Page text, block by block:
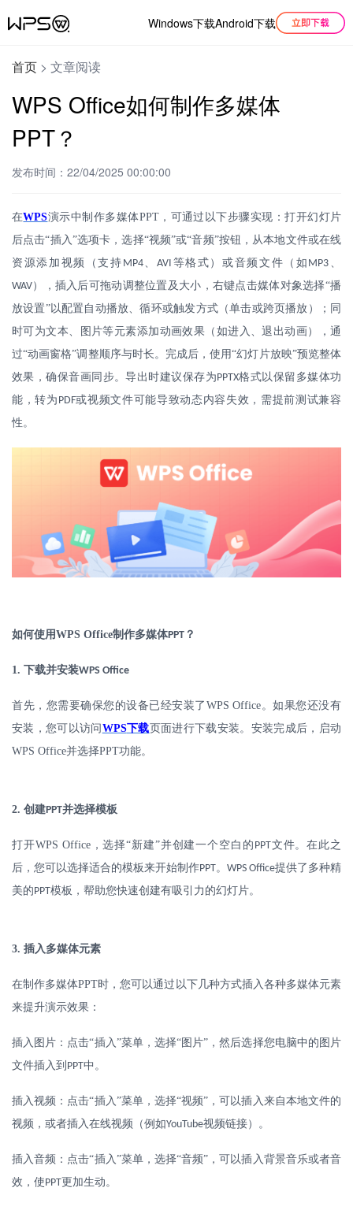
Windows下载Android下载
首页 > 文章阅读
WPS Office如何制作多媒体
PPT？
发布时间：22/04/2025 00:00:00
在WPS演示中制作多媒体PPT，可通过以下步骤实现：打开幻灯片
后点击“插入”选项卡，选择“视频”或“音频”按钮，从本地文件或在线
资源添加视频（支持 MP4、 AVI 等格式）或音频文件（如 MP3 、
WAV），插入后可拖动调整位置及大小，右键点击媒体对象选择“播
放设置”以配置自动播放、循环或触发方式（单击或跨页播放）；同
时可为文本、图片等元素添加动画效果（如进入、退出动画），通
过“动画窗格”调整顺序与时长。完成后，使用“幻灯片放映”预览整体
效果，确保音画同步。导出时建议保存为PPTX格式以保留多媒体功
能，转为 PDF或视频文件可能导致动态内容失效，需提前测试兼容
性。
如何使用WPS Office制作多媒体PPT ？
1. 下载并安装WPS Office
首先，您需要确保您的设备已经安装了 WPS Office 。如果您还没有
安装，您可以访问 WPS下载页面进行下载安装。安装完成后，启动
WPS Office并选择PPT功能。
2. 创建PPT并选择模板
打开WPS Office，选择“新建”并创建一个空白的 PPT文件。在此之
后，您可以选择适合的模板来开始制作PPT。 WPS Office提供了多种精
美的 PPT模板，帮助您快速创建有吸引力的幻灯片。
3. 插入多媒体元素
在制作多媒体PPT时，您可以通过以下几种方式插入各种多媒体元素
来提升演示效果：
插入图片：点击“插入”菜单，选择“图片”，然后选择您电脑中的图片
文件插入到 PPT中。
插入视频：点击“插入”菜单，选择“视频”，可以插入来自本地文件的
视频，或者插入在线视频（例如YouTube视频链接）。
插入音频：点击“插入”菜单，选择“音频”，可以插入背景音乐或者音
效，使 PPT更加生动。